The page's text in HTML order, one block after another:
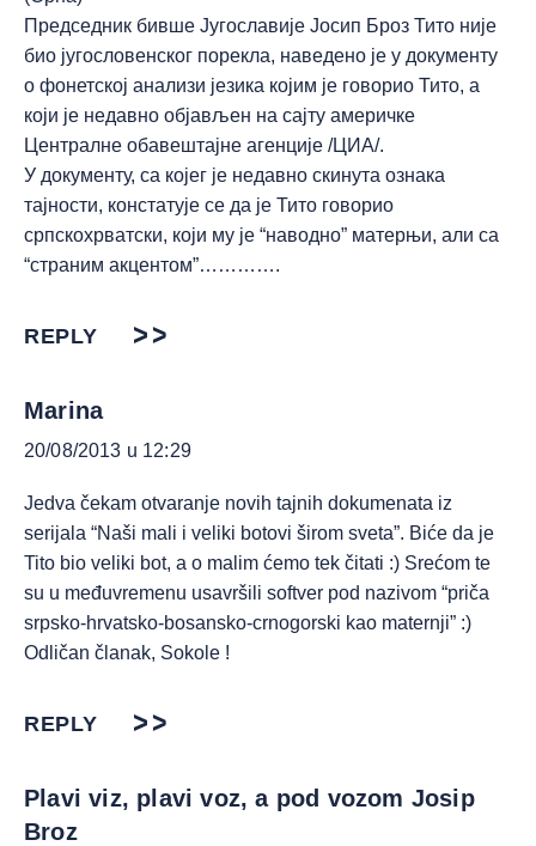
Председник бивше Југославије Јосип Броз Тито није
био југословенског порекла, наведено је у документу
о фонетској анализи језика којим је говорио Тито, а
који је недавно објављен на сајту америчке
Централне обавештајне агенције /ЦИА/.
У документу, са којег је недавно скинута ознака
тајности, констатује се да је Тито говорио
српскохрватски, који му је “наводно” матерњи, али са
“страним акцентом”………….
REPLY
Marina
20/08/2013 u 12:29
Jedva čekam otvaranje novih tajnih dokumenata iz
serijala “Naši mali i veliki botovi širom sveta”. Biće da je
Tito bio veliki bot, a o malim ćemo tek čitati :) Srećom te
su u međuvremenu usavršili softver pod nazivom “priča
srpsko-hrvatsko-bosansko-crnogorski kao maternji” :)
Odličan članak, Sokole !
REPLY
Plavi viz, plavi voz, a pod vozom Josip
Broz